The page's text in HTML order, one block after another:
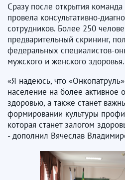
Сразу после открытия
провела консультативно-
сотрудников. Более 250
предварительный скрининг,
федеральных специалистов-
мужского и женского здоровья.
«Я надеюсь, что
население на более активное
здоровью, а также станет
формировании культуры
которая станет залогом
- дополнил Вячеслав